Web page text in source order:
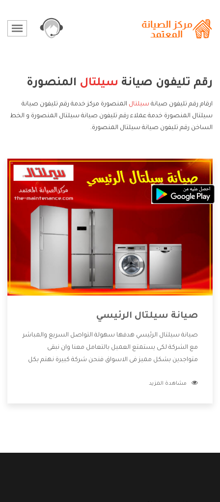
رقم تليفون صيانة سيلتال المنصورة
ارقام رقم تليفون صيانة سيلتال المنصورة مركز خدمة رقم تليفون صيانة
سيلتال المنصورة خدمة عملاء رقم تليفون صيانة سيلتال المنصورة و الخط
الساخن رقم تليفون صيانة سيلتال المنصورة.
صيانة سيلتال الرئيسي
صيانة سيلتال الرئيسي هدفها سهولة التواصل السريع والمباشر
مع الشركة لكى يستمتع العميل بالتعامل معنا وان نبقى
متواجدين بشكل مميز فى الاسواق فنحن شركة كبيرة نهتم بكل
الشركة بها والتى تكون منها خدمة الصيانة التى تكون من أهم
مشاهدة المزيد